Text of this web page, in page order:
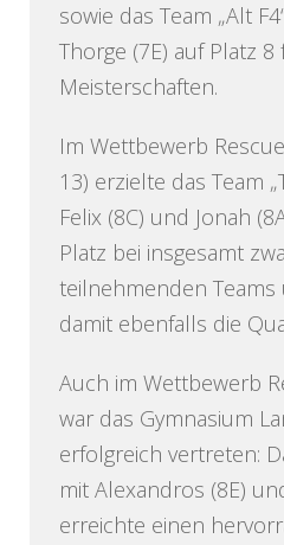
sowie das Team „Alt
Thorge (7E) auf Platz
Meisterschaften.
Im Wettbewerb
13) erzielte das Team
Felix (8C) und Jonah
Platz bei insgesamt
teilnehmenden
damit ebenfalls die
Auch im Wettbewerb
war das Gymnasium
erfolgreich vertreten:
mit Alexandros (8E)
erreichte einen